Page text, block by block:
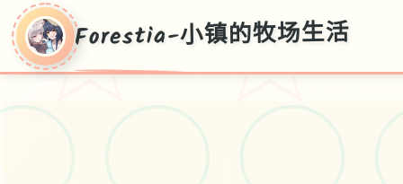
Forestia-小镇的牧场生活